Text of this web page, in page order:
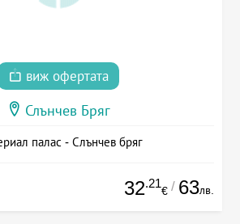
виж офертата
Слънчев Бряг
палас - Слънчев бряг
32.21
€ / 63лв.